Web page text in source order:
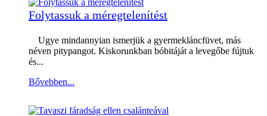
Folytassuk a méregtelenítést
Ugye mindannyian ismerjük a gyermekláncfüvet, más
néven pitypangot. Kiskorunkban bóbitáját a levegőbe fújtuk
és...
Bővebben...